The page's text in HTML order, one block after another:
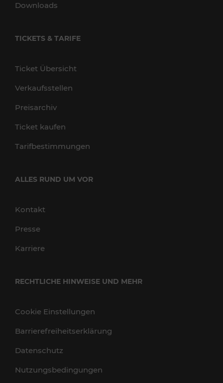
Downloads
TICKETS & TARIFE
Ticket Übersicht
Verkaufsstellen
Preisarchiv
Ticket kaufen
Tarifbestimmungen
ALLES RUND UM VOR
Kontakt
Presse
Karriere
RECHTLICHE HINWEISE UND MEHR
Cookie Einstellungen
Barrierefreiheitserklärung
Datenschutz
Nutzungsbedingungen